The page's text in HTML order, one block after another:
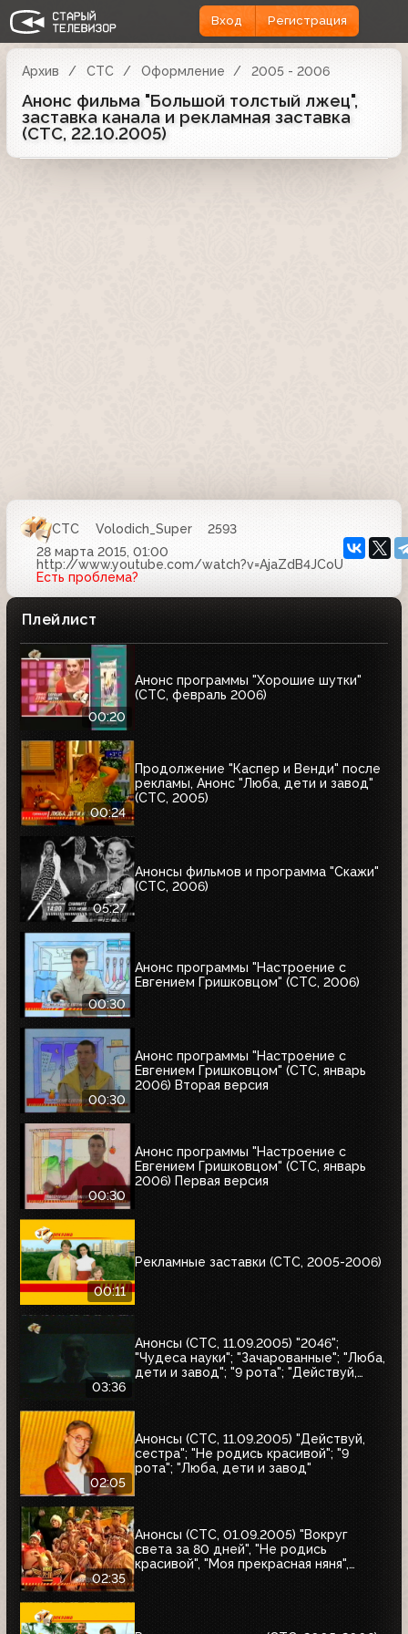
Вход Регистрация
Архив СТС Оформление 2005 - 2006
Анонс фильма "Большой толстый лжец",
заставка канала и рекламная заставка
(СТС, 22.10.2005)
СТС Volodich_Super
2593
28 марта 2015, 01:00
http://www.youtube.com/watch?v=AjaZdB4JCoU
Есть проблема?
Плейлист
00:20
Анонс программы "Хорошие шутки"
(СТС, февраль 2006)
00:24
Продолжение "Каспер и Венди" после
рекламы, Анонс "Люба, дети и завод"
(СТС, 2005)
05:27
Анонсы фильмов и программа "Скажи"
(СТС, 2006)
00:30
Анонс программы "Настроение с
Евгением Гришковцом" (СТС, 2006)
00:30
Анонс программы "Настроение с
Евгением Гришковцом" (СТС, январь
2006) Вторая версия
00:30
Анонс программы "Настроение с
Евгением Гришковцом" (СТС, январь
2006) Первая версия
00:11
Рекламные заставки (СТС, 2005-2006)
03:36
Анонсы (СТС, 11.09.2005) "2046";
"Чудеса науки"; "Зачарованные"; "Люба,
дети и завод"; "9 рота"; "Действуй,
02:05
Анонсы (СТС, 11.09.2005) "Действуй,
сестра"; "Не родись красивой"; "9
рота"; "Люба, дети и завод"
02:35
Анонсы (СТС, 01.09.2005) "Вокруг
света за 80 дней", "Не родись
красивой", "Моя прекрасная няня",